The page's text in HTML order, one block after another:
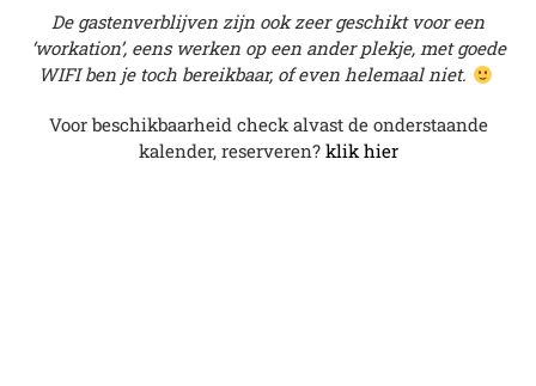
De gastenverblijven zijn ook zeer geschikt voor een
‘workation’, eens werken op een ander plekje, met goede
WIFI ben je toch bereikbaar, of even helemaal niet.
Voor beschikbaarheid check alvast de onderstaande
kalender, reserveren? klik hier